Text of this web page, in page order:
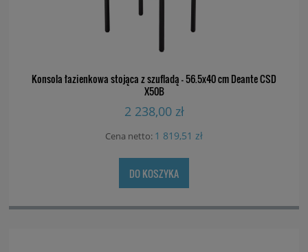
Konsola łazienkowa stojąca z szufladą - 56.5x40 cm Deante CSD
X50B
2 238,00 zł
Cena netto: 1 819,51 zł
DO KOSZYKA